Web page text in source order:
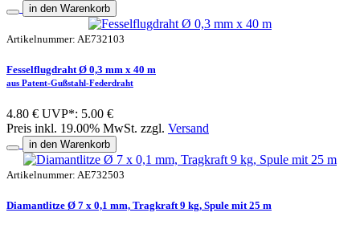
in den Warenkorb
Artikelnummer: AE732103
Fesselflugdraht Ø 0,3 mm x 40 m
aus Patent-Gußstahl-Federdraht
4.80 € UVP*: 5.00 €
Preis inkl. 19.00% MwSt. zzgl. Versand
in den Warenkorb
Artikelnummer: AE732503
Diamantlitze Ø 7 x 0,1 mm, Tragkraft 9 kg, Spule mit 25 m